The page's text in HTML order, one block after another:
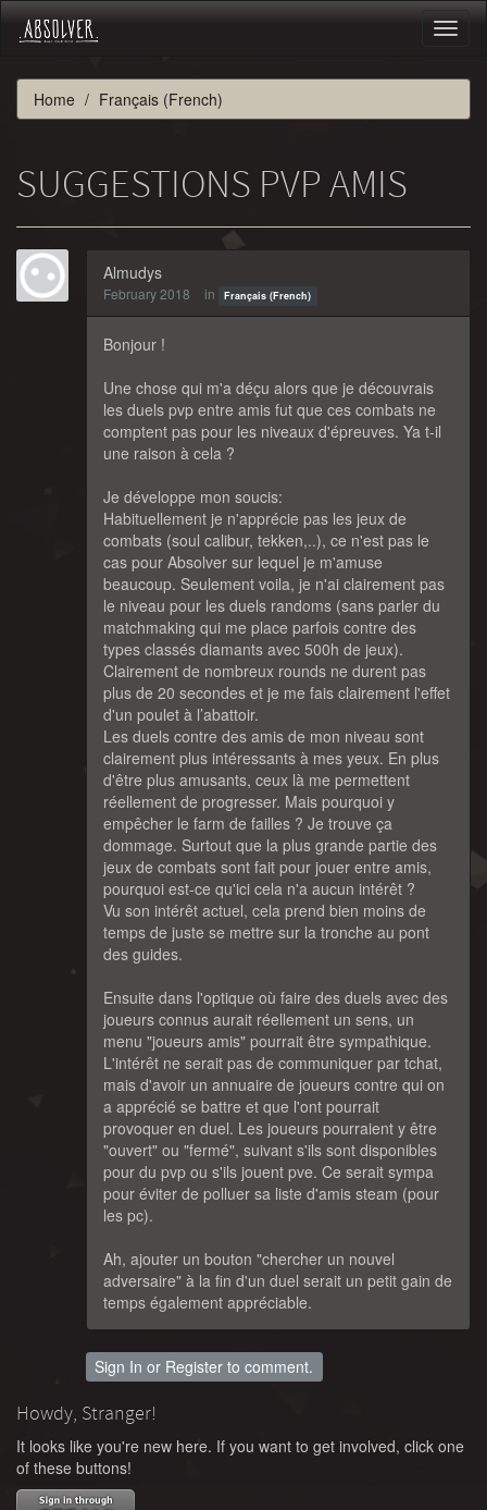
Home Français (French)
SUGGESTIONS PVP AMIS
Almudys
February 2018 in Français (French)
Bonjour !
Une chose qui m'a déçu alors que je découvrais
les duels pvp entre amis fut que ces combats ne
comptent pas pour les niveaux d'épreuves. Ya t-il
une raison à cela ?
Je développe mon soucis:
Habituellement je n'apprécie pas les jeux de
combats (soul calibur, tekken,..), ce n'est pas le
cas pour Absolver sur lequel je m'amuse
beaucoup. Seulement voila, je n'ai clairement pas
le niveau pour les duels randoms (sans parler du
matchmaking qui me place parfois contre des
types classés diamants avec 500h de jeux).
Clairement de nombreux rounds ne durent pas
plus de 20 secondes et je me fais clairement l'effet
d'un poulet à l’abattoir.
Les duels contre des amis de mon niveau sont
clairement plus intéressants à mes yeux. En plus
d'être plus amusants, ceux là me permettent
réellement de progresser. Mais pourquoi y
empêcher le farm de failles ? Je trouve ça
dommage. Surtout que la plus grande partie des
jeux de combats sont fait pour jouer entre amis,
pourquoi est-ce qu'ici cela n'a aucun intérêt ?
Vu son intérêt actuel, cela prend bien moins de
temps de juste se mettre sur la tronche au pont
des guides.
Ensuite dans l'optique où faire des duels avec des
joueurs connus aurait réellement un sens, un
menu "joueurs amis" pourrait être sympathique.
L'intérêt ne serait pas de communiquer par tchat,
mais d'avoir un annuaire de joueurs contre qui on
a apprécié se battre et que l'ont pourrait
provoquer en duel. Les joueurs pourraient y être
"ouvert" ou "fermé", suivant s'ils sont disponibles
pour du pvp ou s'ils jouent pve. Ce serait sympa
pour éviter de polluer sa liste d'amis steam (pour
les pc).
Ah, ajouter un bouton "chercher un nouvel
adversaire" à la fin d'un duel serait un petit gain de
temps également appréciable.
Sign In or Register to comment.
Howdy, Stranger!
It looks like you're new here. If you want to get involved, click one
of these buttons!